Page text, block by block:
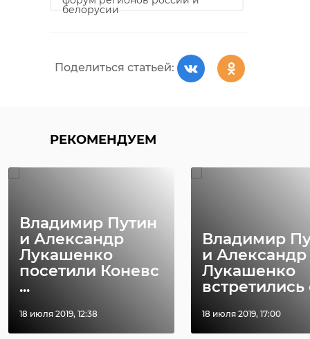
белорусии
Поделиться статьей:
РЕКОМЕНДУЕМ
Владимир Путин
и Александр
Лукашенко
посетили Коневс
...
18 июля 2019, 12:38
Владимир
и Александр
Лукашенко
встретились
18 июля 2019, 17:00